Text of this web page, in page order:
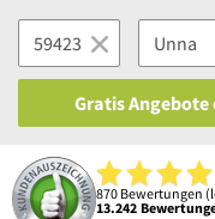
Gratis
870 Bewertungen
13.242